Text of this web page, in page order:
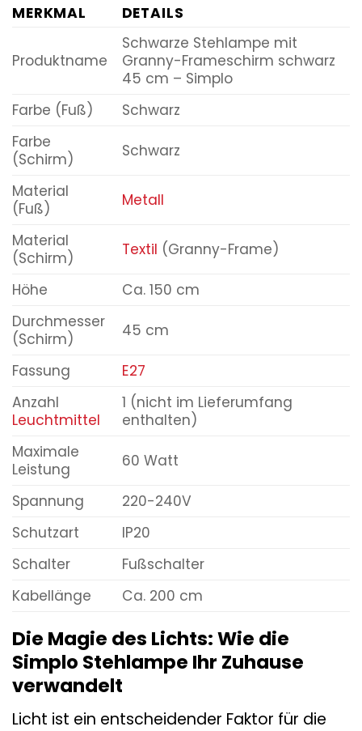
MERKMAL DETAILS
Produktname
Schwarze Stehlampe mit
Granny-Frameschirm schwarz
45 cm – Simplo
Farbe (Fuß)
Schwarz
Farbe
(Schirm)
Schwarz
Material
(Fuß)
Metall
Material
(Schirm)
Textil (Granny-Frame)
Höhe
Ca. 150 cm
Durchmesser
(Schirm)
45 cm
Fassung
E27
Anzahl
Leuchtmittel
1 (nicht im Lieferumfang
enthalten)
Maximale
Leistung
60 Watt
Spannung
220-240V
Schutzart
IP20
Schalter
Fußschalter
Kabellänge
Ca. 200 cm
Die Magie des Lichts: Wie die
Simplo Stehlampe Ihr Zuhause
verwandelt
Licht ist ein entscheidender Faktor für die